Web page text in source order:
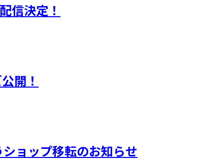
信決定！
開！
ョップ移転のお知らせ